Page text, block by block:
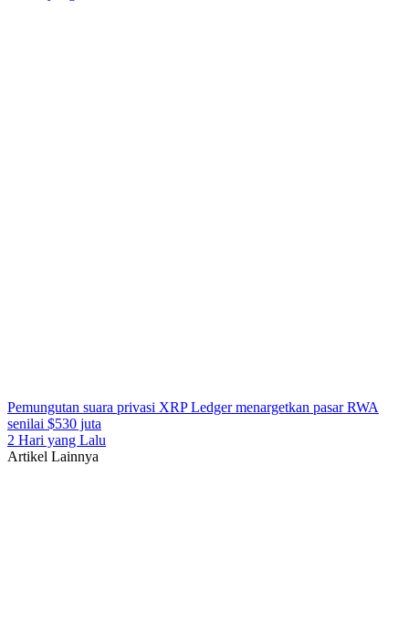
Pemungutan suara privasi XRP Ledger menargetkan pasar RWA
senilai $530 juta
2 Hari yang Lalu
Artikel Lainnya